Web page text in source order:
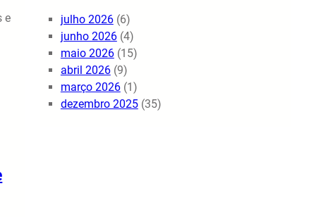
e
julho 2026(6)
junho 2026(4)
maio 2026(15)
abril 2026(9)
março 2026(1)
dezembro 2025(35)